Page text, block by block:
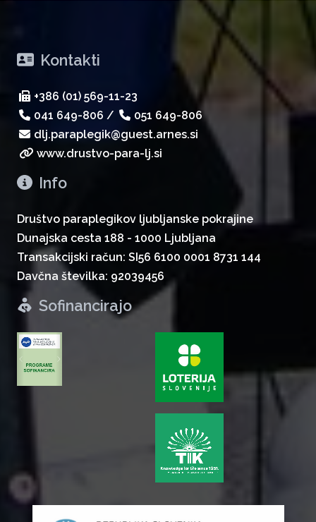
Kontakti
+386 (01) 569-11-23
041 649-806 /
051 649-806
dlj.paraplegik@guest.arnes.si
www.drustvo-para-lj.si
Info
Društvo paraplegikov ljubljanske pokrajine
Dunajska cesta 188 - 1000 Ljubljana
Transakcijski račun: SI56 6100 0001 8731 144
Davčna številka: 92039456
zurück
Sofinancirajo